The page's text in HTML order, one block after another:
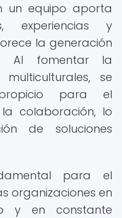
un equipo aporta
experiencias y
la generación
Al fomentar la
se
para el
colaboración, lo
de soluciones
para el
organizaciones en
y en constante